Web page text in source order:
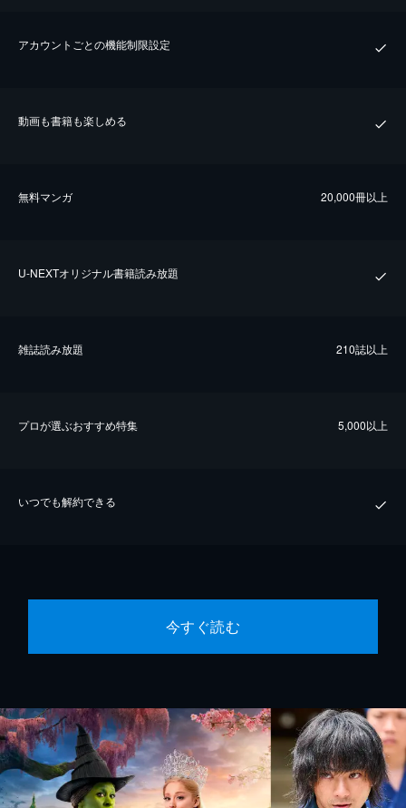
アカウントごとの機能制限設定
動画も書籍も楽しめる
無料マンガ 20,000冊以上
U-NEXTオリジナル書籍読み放題
雑誌読み放題 210誌以上
プロが選ぶおすすめ特集 5,000以上
いつでも解約できる
今すぐ読む